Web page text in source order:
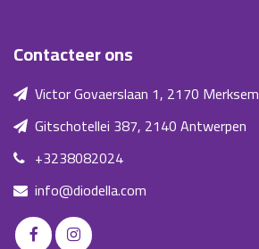
Contacteer ons
Victor Govaerslaan 1, 2170 Merksem
Gitschotellei 387, 2140 Antwerpen
+3238082024
info@diodella.com